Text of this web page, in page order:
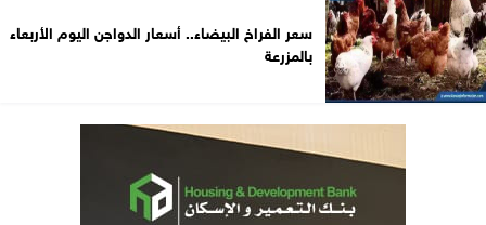
سعر الفراخ البيضاء.. أسعار الدواجن اليوم الأربعاء
بالمزرعة